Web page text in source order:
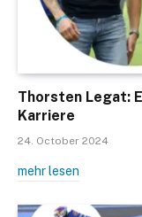
Thorsten Legat:
Karriere
24. October 2024
mehr lesen